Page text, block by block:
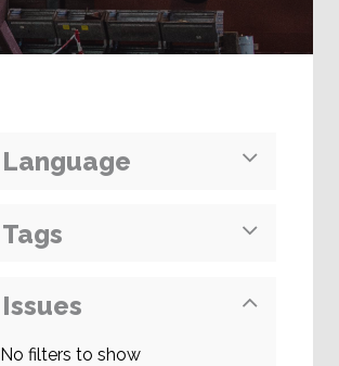
Language
Tags
Issues
No filters to show